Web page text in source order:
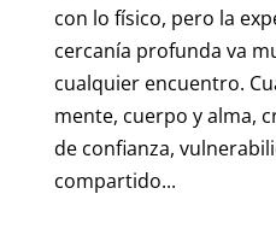
con lo físico, pero la
cercanía profunda va
cualquier encuentro.
mente, cuerpo y alma,
de confianza,
compartido...